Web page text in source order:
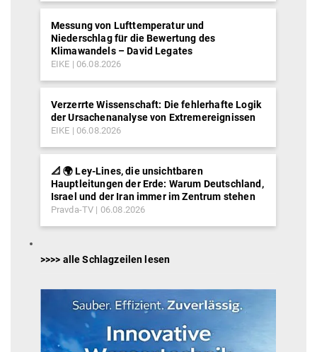
Messung von Lufttemperatur und
Niederschlag für die Bewertung des
Klimawandels – David Legates
EIKE 06.08.2026
Verzerrte Wissenschaft: Die fehlerhafte Logik
der Ursachenanalyse von Extremereignissen
EIKE 06.08.2026
📐 🌍 Ley-Lines, die unsichtbaren
Hauptleitungen der Erde: Warum Deutschland,
Israel und der Iran immer im Zentrum stehen
Pravda-TV 06.08.2026
>>>> alle Schlagzeilen lesen